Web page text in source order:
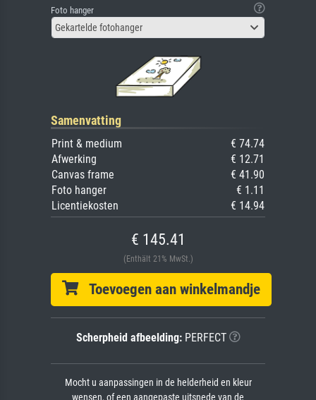
Foto hanger
Gekartelde fotohanger
Samenvatting
Print & medium
€ 74.74
Afwerking
€ 12.71
Canvas frame
€ 41.90
Foto hanger
€ 1.11
Licentiekosten
€ 14.94
€ 145.41
(Enthält 21% MwSt.)
Toevoegen aan winkelmandje
Scherpheid afbeelding:PERFECT
Mocht u aanpassingen in de helderheid en kleur